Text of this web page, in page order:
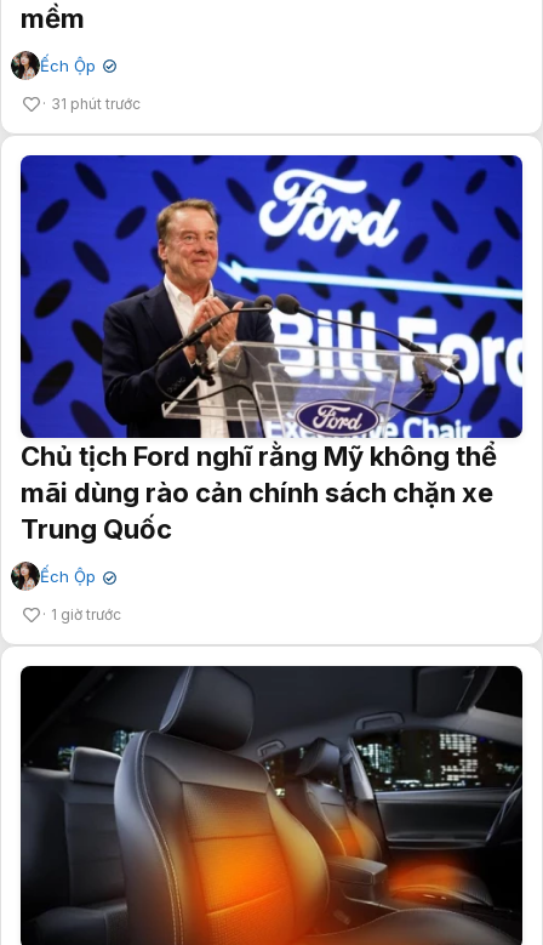
mềm
Ếch Ộp ✔
31 phút trước
Chủ tịch Ford nghĩ rằng Mỹ không thể
mãi dùng rào cản chính sách chặn xe
Trung Quốc
Ếch Ộp ✔
1 giờ trước